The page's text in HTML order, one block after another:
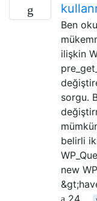
Ben
ilişkin
sorgu.
belirli
new
24